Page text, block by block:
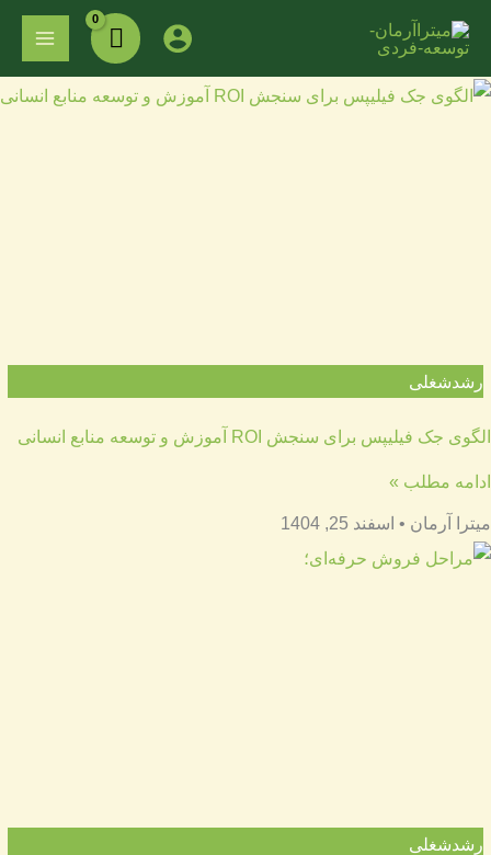
محتوا
رشدشغلی
الگوی جک فیلیپس برای سنجش ROI آموزش و توسعه منابع انسانی
ادامه مطلب »
میترا آرمان اسفند 25, 1404
رشدشغلی